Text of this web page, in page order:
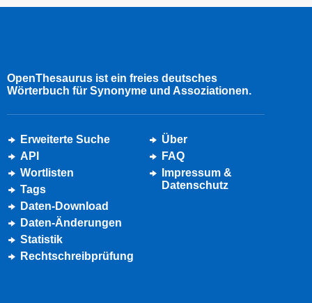
OpenThesaurus ist ein freies deutsches
Wörterbuch für Synonyme und Assoziationen.
Erweiterte Suche
API
Wortlisten
Tags
Daten-Download
Daten-Änderungen
Statistik
Rechtschreibprüfung
Über
FAQ
Impressum &
Datenschutz